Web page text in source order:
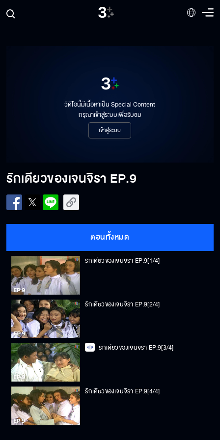
วิดีโอนี้มีเนื้อหาเป็น Special Content
กรุณาเข้าสู่ระบบเพื่อรับชม
เข้าสู่ระบบ
รักเดียวของเจนจิรา EP.9
ตอนทั้งหมด
รักเดียวของเจนจิรา EP.9[1/4]
รักเดียวของเจนจิรา EP.9[2/4]
รักเดียวของเจนจิรา EP.9[3/4]
รักเดียวของเจนจิรา EP.9[4/4]